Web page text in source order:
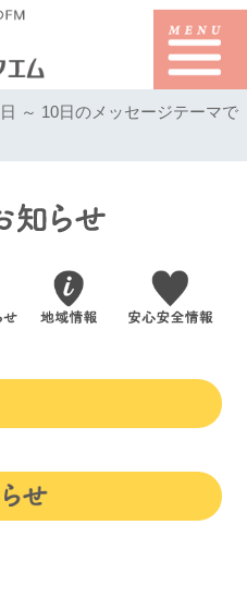
～ 10日のメッセージテーマで